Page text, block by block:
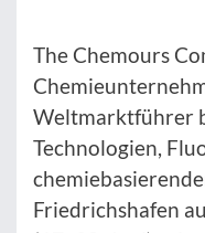
The Chemours
Weltmarktführer
Technologien,
Friedrichshafen